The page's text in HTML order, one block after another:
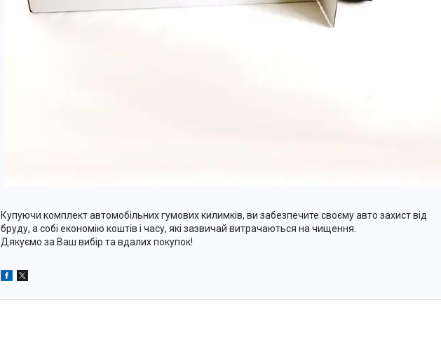
Купуючи комплект автомобільних гумових килимків, ви забезпечите своєму авто захист від
бруду, а собі економію коштів і часу, які зазвичай витрачаються на чищення.
Дякуємо за Ваш вибір та вдалих покупок!